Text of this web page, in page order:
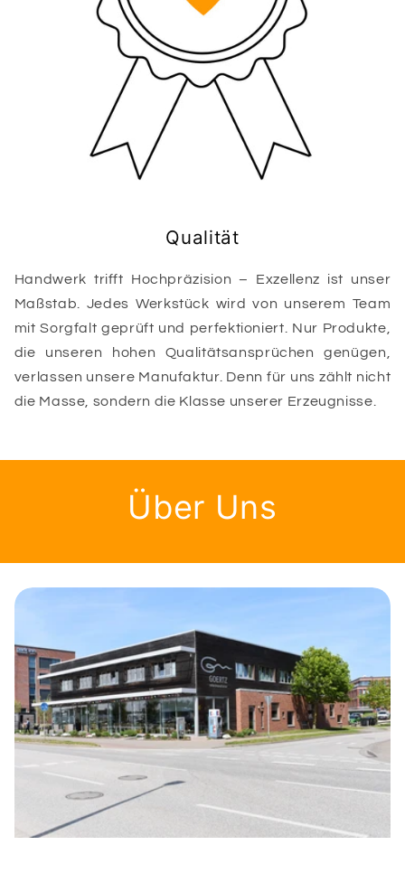
Qualität
Handwerk trifft Hochpräzision – Exzellenz ist unser
Maßstab. Jedes Werkstück wird von unserem Team
mit Sorgfalt geprüft und perfektioniert. Nur Produkte,
die unseren hohen Qualitätsansprüchen genügen,
verlassen unsere Manufaktur. Denn für uns zählt nicht
die Masse, sondern die Klasse unserer Erzeugnisse.
Über Uns